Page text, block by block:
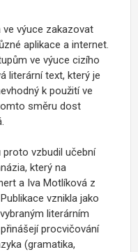
ve výuce zakazovat
aplikace a internet.
ve výuce cizího
literární text, který je
k použití ve
směru dost
vzbudil učební
který na
a Iva Motlíková z
vznikla jako
literárním
procvičování
(gramatika,